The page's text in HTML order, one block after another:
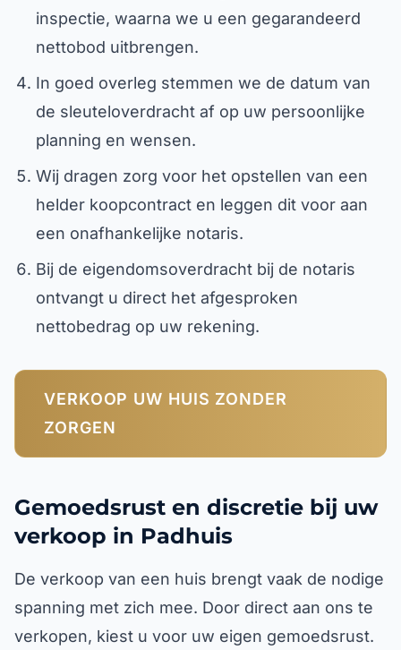
inspectie, waarna we u een gegarandeerd
nettobod uitbrengen.
In goed overleg stemmen we de datum van
de sleuteloverdracht af op uw persoonlijke
planning en wensen.
Wij dragen zorg voor het opstellen van een
helder koopcontract en leggen dit voor aan
een onafhankelijke notaris.
Bij de eigendomsoverdracht bij de notaris
ontvangt u direct het afgesproken
nettobedrag op uw rekening.
VERKOOP UW HUIS ZONDER
ZORGEN
Gemoedsrust en discretie bij uw
verkoop in Padhuis
De verkoop van een huis brengt vaak de nodige
spanning met zich mee. Door direct aan ons te
verkopen, kiest u voor uw eigen gemoedsrust.